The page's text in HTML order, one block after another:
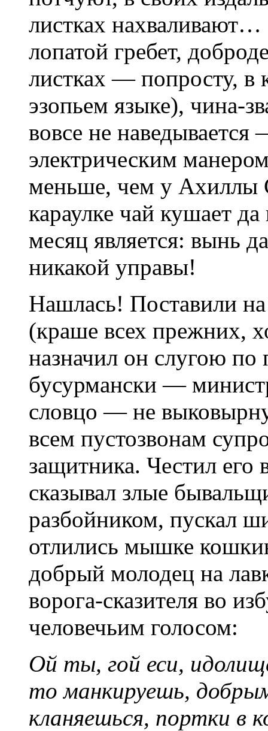
листках
лопатой гребет,
листках — попросту, в
эзопьем языке), чина-
вовсе не
электрическим
меньше, чем у Ахиллы
караулке чай кушает
месяц является: вынь
никакой управы!
Нашлась! Поставили
(краше всех прежних,
назначил он слугою по
бусурмански —
словцо — не
всем пустозвонам
защитника. Честил
сказывал злые
разбойником, пускал
отлились мышке
добрый молодец на
ворога-сказителя во
человечьим голосом:
Ой ты, гой еси,
то манкируешь,
кланяешься, портки в